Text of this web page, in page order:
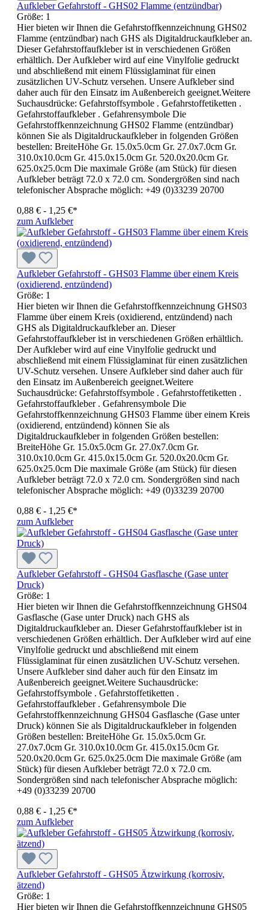
Aufkleber Gefahrstoff - GHS02 Flamme (entzündbar)
Größe: 1
Hier bieten wir Ihnen die Gefahrstoffkennzeichnung GHS02
Flamme (entzündbar) nach GHS als Digitaldruckaufkleber an.
Dieser Gefahrstoffaufkleber ist in verschiedenen Größen
erhältlich. Der Aufkleber wird auf eine Vinylfolie gedruckt
und abschließend mit einem Flüssiglaminat für einen
zusätzlichen UV-Schutz versehen. Unsere Aufkleber sind
daher auch für den Einsatz im Außenbereich geeignet.Weitere
Suchausdrücke: Gefahrstoffsymbole . Gefahrstoffetiketten .
Gefahrstoffaufkleber . Gefahrensymbole Die
Gefahrstoffkennzeichnung GHS02 Flamme (entzündbar)
können Sie als Digitaldruckaufkleber in folgenden Größen
bestellen: BreiteHöhe Gr. 15.0x5.0cm Gr. 27.0x7.0cm Gr.
310.0x10.0cm Gr. 415.0x15.0cm Gr. 520.0x20.0cm Gr.
625.0x25.0cm Die maximale Größe (am Stück) für diesen
Aufkleber beträgt 72.0 x 72.0 cm. Sondergrößen sind nach
telefonischer Absprache möglich: +49 (0)33239 20700
0,88 € - 1,25 €*
zum Aufkleber
Aufkleber Gefahrstoff - GHS03 Flamme über einem Kreis
(oxidierend, entzündend)
Größe: 1
Hier bieten wir Ihnen die Gefahrstoffkennzeichnung GHS03
Flamme über einem Kreis (oxidierend, entzündend) nach
GHS als Digitaldruckaufkleber an. Dieser
Gefahrstoffaufkleber ist in verschiedenen Größen erhältlich.
Der Aufkleber wird auf eine Vinylfolie gedruckt und
abschließend mit einem Flüssiglaminat für einen zusätzlichen
UV-Schutz versehen. Unsere Aufkleber sind daher auch für
den Einsatz im Außenbereich geeignet.Weitere
Suchausdrücke: Gefahrstoffsymbole . Gefahrstoffetiketten .
Gefahrstoffaufkleber . Gefahrensymbole Die
Gefahrstoffkennzeichnung GHS03 Flamme über einem Kreis
(oxidierend, entzündend) können Sie als
Digitaldruckaufkleber in folgenden Größen bestellen:
BreiteHöhe Gr. 15.0x5.0cm Gr. 27.0x7.0cm Gr.
310.0x10.0cm Gr. 415.0x15.0cm Gr. 520.0x20.0cm Gr.
625.0x25.0cm Die maximale Größe (am Stück) für diesen
Aufkleber beträgt 72.0 x 72.0 cm. Sondergrößen sind nach
telefonischer Absprache möglich: +49 (0)33239 20700
0,88 € - 1,25 €*
zum Aufkleber
Aufkleber Gefahrstoff - GHS04 Gasflasche (Gase unter
Druck)
Größe: 1
Hier bieten wir Ihnen die Gefahrstoffkennzeichnung GHS04
Gasflasche (Gase unter Druck) nach GHS als
Digitaldruckaufkleber an. Dieser Gefahrstoffaufkleber ist in
verschiedenen Größen erhältlich. Der Aufkleber wird auf eine
Vinylfolie gedruckt und abschließend mit einem
Flüssiglaminat für einen zusätzlichen UV-Schutz versehen.
Unsere Aufkleber sind daher auch für den Einsatz im
Außenbereich geeignet.Weitere Suchausdrücke:
Gefahrstoffsymbole . Gefahrstoffetiketten .
Gefahrstoffaufkleber . Gefahrensymbole Die
Gefahrstoffkennzeichnung GHS04 Gasflasche (Gase unter
Druck) können Sie als Digitaldruckaufkleber in folgenden
Größen bestellen: BreiteHöhe Gr. 15.0x5.0cm Gr.
27.0x7.0cm Gr. 310.0x10.0cm Gr. 415.0x15.0cm Gr.
520.0x20.0cm Gr. 625.0x25.0cm Die maximale Größe (am
Stück) für diesen Aufkleber beträgt 72.0 x 72.0 cm.
Sondergrößen sind nach telefonischer Absprache möglich:
+49 (0)33239 20700
0,88 € - 1,25 €*
zum Aufkleber
Aufkleber Gefahrstoff - GHS05 Ätzwirkung (korrosiv,
ätzend)
Größe: 1
Hier bieten wir Ihnen die Gefahrstoffkennzeichnung GHS05